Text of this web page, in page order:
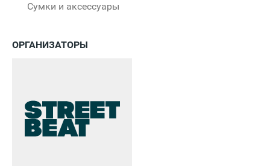
Сумки и аксессуары
ОРГАНИЗАТОРЫ